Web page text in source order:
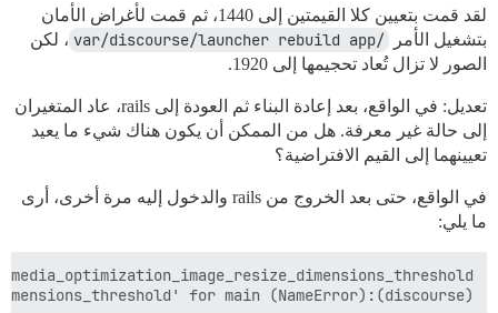
لقد قمت بتعيين كلا القيمتين إلى 1440، ثم قمت لأغراض الأمان
بتشغيل الأمر
/var/discourse/launcher rebuild app
، لكن
الصور لا تزال تُعاد تحجيمها إلى 1920.
تعديل: في الواقع، بعد إعادة البناء ثم العودة إلى rails، عاد المتغيران
إلى حالة غير معرفة. هل من الممكن أن يكون هناك شيء ما يعيد
تعيينهما إلى القيم الافتراضية؟
في الواقع، حتى بعد الخروج من rails والدخول إليه مرة أخرى، أرى
ما يلي:
(discourse):1:in '<main>': undefined local variable or method 'composer_media_optimization_image_resize_dimensions_threshold' for main (NameError)